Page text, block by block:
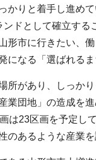
りと着手し進め
ドとして確立す
形市に行きたい、
になる「選ばれる
があり、しっか
業団地」の造成を
は23区画を予定し
のあるような産業